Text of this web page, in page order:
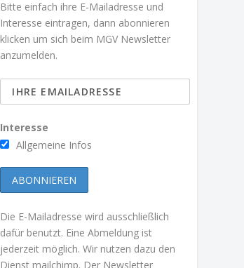
Bitte einfach ihre E-Mailadresse und
Interesse eintragen, dann abonnieren
klicken um sich beim MGV Newsletter
anzumelden.
Interesse
Allgemeine Infos
Die E-Mailadresse wird ausschließlich
dafür benutzt. Eine Abmeldung ist
jederzeit möglich. Wir nutzen dazu den
Dienst mailchimp. Der Newsletter